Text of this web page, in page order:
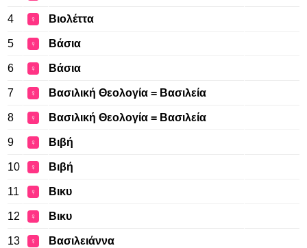
4 ♀ Βιολέττα
5 ♀ Βάσια
6 ♀ Βάσια
7 ♀ Βασιλική Θεολογία = Βασιλεία
8 ♀ Βασιλική Θεολογία = Βασιλεία
9 ♀ Βιβή
10 ♀ Βιβή
11 ♀ Βικυ
12 ♀ Βικυ
13 ♀ Βασιλειάννα